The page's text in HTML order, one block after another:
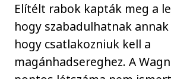
Elítélt rabok kapták meg a
hogy szabadulhatnak
hogy csatlakozniuk kell a
magánhadsereghez. A